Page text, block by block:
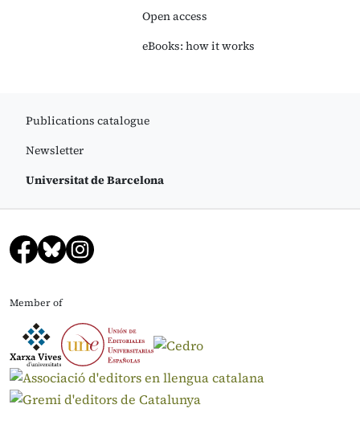
Open access
eBooks: how it works
Publications catalogue
Newsletter
Universitat de Barcelona
Member of